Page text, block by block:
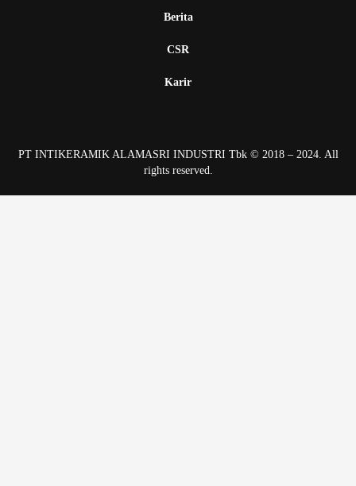
Berita
CSR
Karir
PT INTIKERAMIK ALAMASRI INDUSTRI Tbk © 2018 – 2024. All
rights reserved.